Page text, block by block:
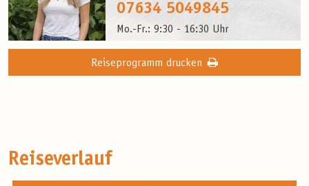
07634 5049845
Mo.-Fr.: 9:30 - 16:30 Uhr
Reiseprogramm drucken
Reiseverlauf